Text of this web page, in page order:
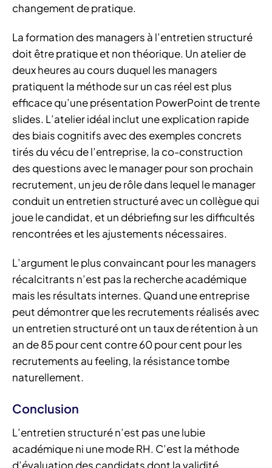
changement de pratique.
La formation des managers à l’entretien structuré
doit être pratique et non théorique. Un atelier de
deux heures au cours duquel les managers
pratiquent la méthode sur un cas réel est plus
efficace qu’une présentation PowerPoint de trente
slides. L’atelier idéal inclut une explication rapide
des biais cognitifs avec des exemples concrets
tirés du vécu de l’entreprise, la co-construction
des questions avec le manager pour son prochain
recrutement, un jeu de rôle dans lequel le manager
conduit un entretien structuré avec un collègue qui
joue le candidat, et un débriefing sur les difficultés
rencontrées et les ajustements nécessaires.
L’argument le plus convaincant pour les managers
récalcitrants n’est pas la recherche académique
mais les résultats internes. Quand une entreprise
peut démontrer que les recrutements réalisés avec
un entretien structuré ont un taux de rétention à un
an de 85 pour cent contre 60 pour cent pour les
recrutements au feeling, la résistance tombe
naturellement.
Conclusion
L’entretien structuré n’est pas une lubie
académique ni une mode RH. C’est la méthode
d’évaluation des candidats dont la validité